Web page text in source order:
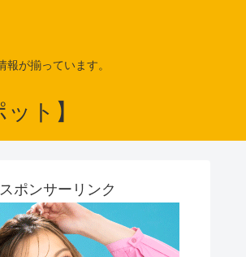
が揃っています。
スポンサーリンク